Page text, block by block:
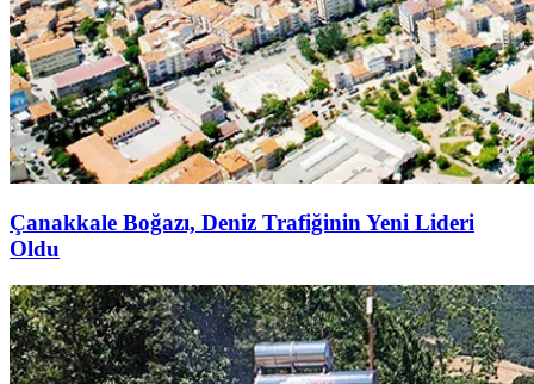
Çanakkale Boğazı, Deniz Trafiğinin Yeni Lideri
Oldu